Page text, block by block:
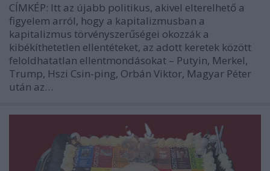
CÍMKÉP: Itt az újabb politikus, akivel elterelhető a
figyelem arról, hogy a kapitalizmusban a
kapitalizmus törvényszerűségei okozzák a
kibékíthetetlen ellentéteket, az adott keretek között
feloldhatatlan ellentmondásokat – Putyin, Merkel,
Trump, Hszi Csin-ping, Orbán Viktor, Magyar Péter
után az…